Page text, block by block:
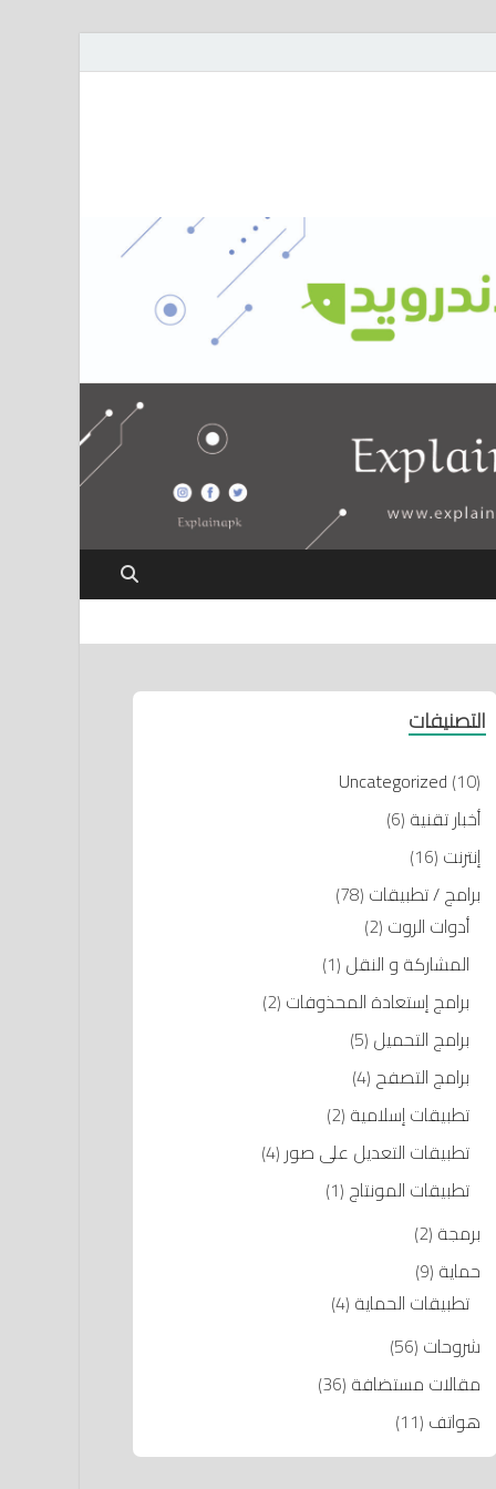
التصنيفات
Uncategorized (10)
أخبار تقنية (6)
إنترنت (16)
برامج / تطبيقات (78)
أدوات الروت (2)
المشاركة و النقل (1)
برامج إستعادة المحذوفات (2)
برامج التحميل (5)
برامج التصفح (4)
تطبيقات إسلامية (2)
تطبيقات التعديل على صور (4)
تطبيقات المونتاج (1)
برمجة (2)
حماية (9)
تطبيقات الحماية (4)
شروحات (56)
مقالات مستضافة (36)
هواتف (11)